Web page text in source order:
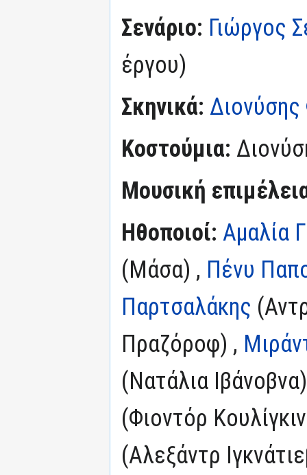
Σενάριο: Γιώργος
έργου)
Σκηνικά:
Κοστούμια:
Μουσική
Ηθοποιοί: Αμαλία
(Μάσα) , Πένυ
Παρτσαλάκης
Πραζόροφ) ,
(Νατάλια
(Φιοντόρ
(Αλεξάντρ